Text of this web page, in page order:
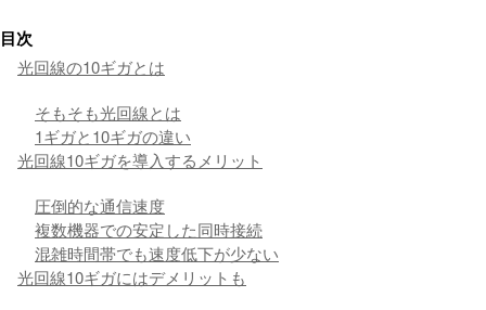
目次
光回線の10ギガとは
そもそも光回線とは
1ギガと10ギガの違い
光回線10ギガを導入するメリット
圧倒的な通信速度
複数機器での安定した同時接続
混雑時間帯でも速度低下が少ない
光回線10ギガにはデメリットも